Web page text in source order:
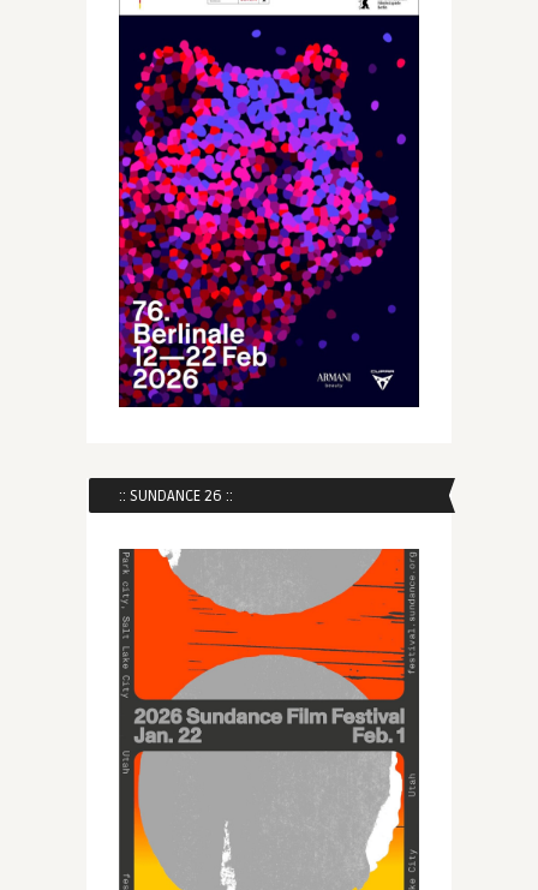
:: SUNDANCE 26 ::